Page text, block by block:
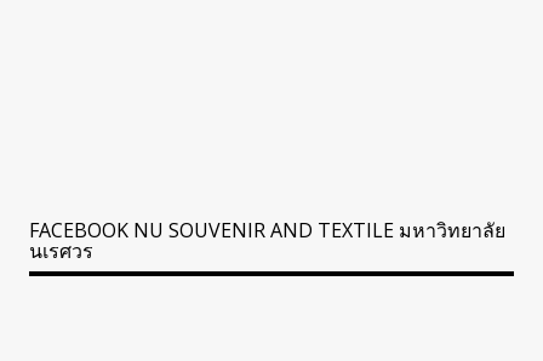
FACEBOOK NU SOUVENIR AND TEXTILE มหาวิทยาลัย
นเรศวร